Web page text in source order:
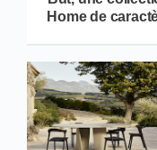
Home de